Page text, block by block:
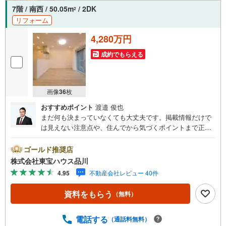
7階 / 南西 / 50.05m2 / 2DK
リフォーム
画像36枚
4,280万円
成約でもらえる
おすすめポイント 渡邉 俊也
まだ何も決まっていなくても大丈夫です。掲載情報だけで
は見えない注意点や、住んでから気づくポイントまで正直
とも包み隠さずお伝えし、「納得して選ぶ」ためのサポー
トを大切にしています。現地でしか分からないリアルな情
報も含めて、一緒に後悔しない住まい探しを進めていきま
しょう。まずはお気軽にご相談ください。【Yahoo！ 不動
産キャンペーン対象店舗】当店で物件を成約するとPayPay
ボーナスライトがもらえる「Yahoo！ 不動産 物件ご成約キ
予約をする」ボタンからお問い合わせください。※必ずYah
ゴールド推奨店
株式会社東宝ハウス品川
4.95 不動産会社レビュー 40件
資料をもらう （無料）
電話する （通話料無料）